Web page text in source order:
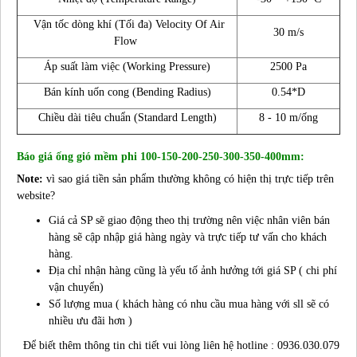
Vận tốc dòng khí (Tối đa) Velocity Of Air
Flow
30 m/s
Áp suất làm việc (Working Pressure) 2500 Pa
Bán kính uốn cong (Bending Radius) 0.54*D
Chiều dài tiêu chuẩn (Standard Length) 8 - 10 m/ống
Báo giá ống gió mềm phi 100-150-200-250-300-350-400mm:
Note: vì sao giá tiền sản phẩm thường không có hiện thị trực tiếp trên
website?
Giá cả SP sẽ giao động theo thị trường nên việc nhân viên bán
hàng sẽ cập nhập giá hàng ngày và trực tiếp tư vấn cho khách
hàng.
Địa chỉ nhận hàng cũng là yếu tố ảnh hưởng tới giá SP ( chi phí
vận chuyển)
Số lượng mua ( khách hàng có nhu cầu mua hàng với sll sẽ có
nhiều ưu đãi hơn )
Để biết thêm thông tin chi tiết vui lòng liên hệ hotline : 0936.030.079